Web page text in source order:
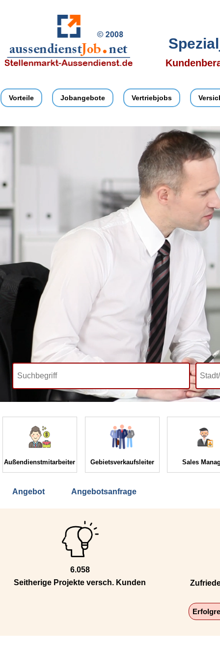
Vorteile Jobangebote Vertriebjobs
Außendienstmitarbeiter Gebietsverkaufsleiter Sales
Angebot Angebotsanfrage
6.058
Seitherige Projekte versch. Kunden